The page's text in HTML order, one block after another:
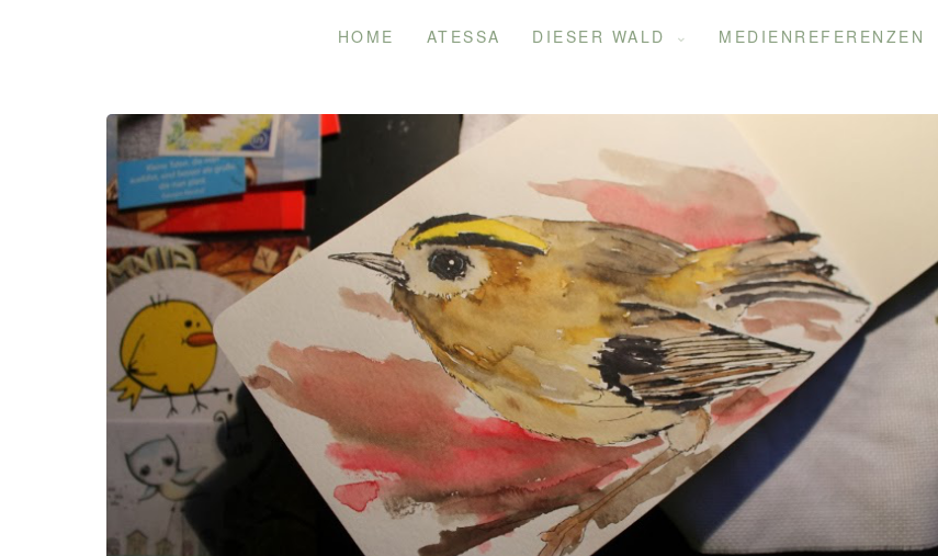
HOME ATESSA DIESER WALD MEDIENREFERENZEN